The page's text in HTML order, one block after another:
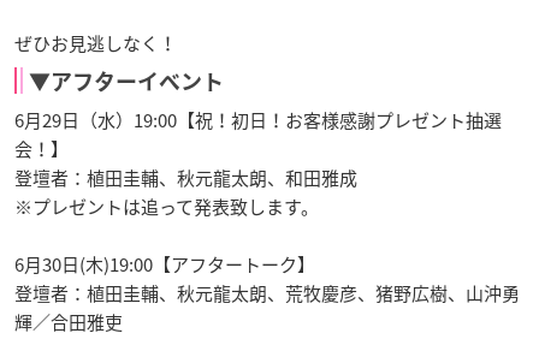
ぜひお見逃しなく！
▼アフターイベント
6月29日（水）19:00【祝！初日！お客様感謝プレゼント抽選
会！】
登壇者：植田圭輔、秋元龍太朗、和田雅成
※プレゼントは追って発表致します。
6月30日(木)19:00【アフタートーク】
登壇者：植田圭輔、秋元龍太朗、荒牧慶彦、猪野広樹、山沖勇
輝／合田雅吏